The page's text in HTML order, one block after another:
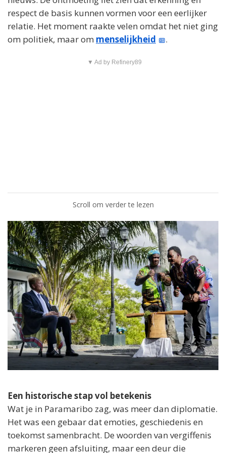
d
e
o
respect de basis kunnen vormen voor een eerlijker
relatie. Het moment raakte velen omdat het niet ging
om politiek, maar om menselijkheid .
▼ Ad by Refinery89
Scroll om verder te lezen
Een historische stap vol betekenis
Wat je in Paramaribo zag, was meer dan diplomatie.
Het was een gebaar dat emoties, geschiedenis en
toekomst samenbracht. De woorden van vergiffenis
markeren geen afsluiting, maar een deur die